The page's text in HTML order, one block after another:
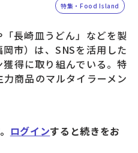
特集・Food Island
長崎皿うどん」などを製
市）は、SNSを活用した
得に取り組んでいる。特
商品のマルタイラーメン
ログインすると続きをお